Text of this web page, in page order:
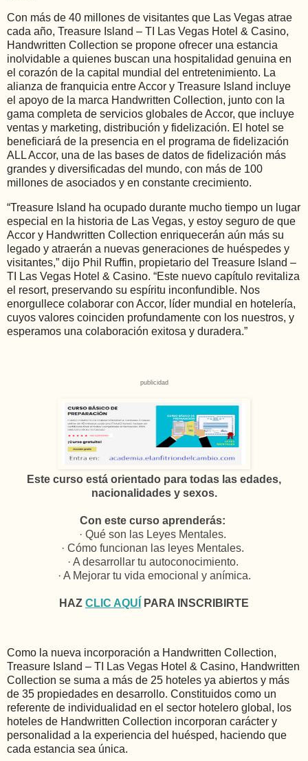
Con más de 40 millones de visitantes que Las Vegas atrae
cada año, Treasure Island – TI Las Vegas Hotel & Casino,
Handwritten Collection se propone ofrecer una estancia
inolvidable a quienes buscan una hospitalidad genuina en
el corazón de la capital mundial del entretenimiento. La
alianza de franquicia entre Accor y Treasure Island incluye
el apoyo de la marca Handwritten Collection, junto con la
gama completa de servicios globales de Accor, que incluye
ventas y marketing, distribución y fidelización. El hotel se
beneficiará de la presencia en el programa de fidelización
ALL Accor, una de las bases de datos de fidelización más
grandes y diversificadas del mundo, con más de 100
millones de asociados y en constante crecimiento.
“Treasure Island ha ocupado durante mucho tiempo un lugar
especial en la historia de Las Vegas, y estoy seguro de que
Accor y Handwritten Collection enriquecerán aún más su
legado y atraerán a nuevas generaciones de huéspedes y
visitantes,” dijo Phil Ruffin, propietario del Treasure Island –
TI Las Vegas Hotel & Casino. “Este nuevo capítulo revitaliza
el resort, preservando su espíritu inconfundible. Nos
enorgullece colaborar con Accor, líder mundial en hotelería,
cuyos valores coinciden profundamente con los nuestros, y
esperamos una colaboración exitosa y duradera.”
publicidad
Este curso está orientado para todas las edades,
nacionalidades y sexos.
Con este curso aprenderás:
· Qué son las Leyes Mentales.
· Cómo funcionan las leyes Mentales.
· A desarrollar tu autoconocimiento.
· A Mejorar tu vida emocional y anímica.
HAZ CLIC AQUÍ PARA INSCRIBIRTE
Como la nueva incorporación a Handwritten Collection,
Treasure Island – TI Las Vegas Hotel & Casino, Handwritten
Collection se suma a más de 25 hoteles ya abiertos y más
de 35 propiedades en desarrollo. Constituidos como un
referente de individualidad en el sector hotelero global, los
hoteles de Handwritten Collection incorporan carácter y
personalidad a la experiencia del huésped, haciendo que
cada estancia sea única.